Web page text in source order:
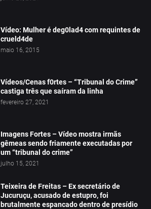
Vídeo: Mulher é deg0lad4 com requintes de
crueld4de
maio 16, 2015
Vídeos/Cenas f0rtes – “Tribunal do Crime”
castiga três que saíram da linha
fevereiro 27, 2021
Imagens Fortes – Vídeo mostra irmãs
gêmeas sendo friamente executadas por
um “tribunal do crime”
julho 15, 2021
Teixeira de Freitas – Ex secretário de
Jucuruçu, acusado de estupro, foi
brutalmente espancado dentro de presídio